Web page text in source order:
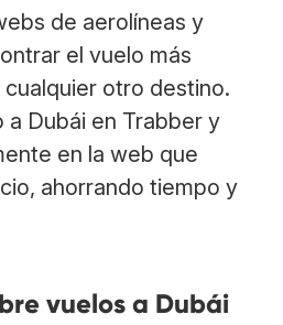
de aerolíneas y
el vuelo más
otro destino.
a Dubái en Trabber y
en la web que
ahorrando tiempo y
vuelos a Dubái